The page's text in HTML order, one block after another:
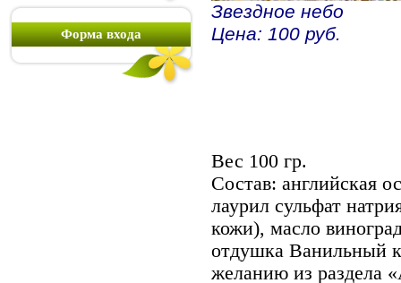
Форма входа
Звездное небо
Цена: 100 руб.
Вес 100 гр.
Состав: английская
лаурил сульфат
кожи), масло
отдушка Ванильный
желанию из раздела